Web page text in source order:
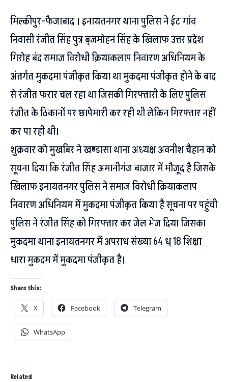
मिल्कीपुर-फैजाबाद । इनायतनगर थाना पुलिस ने ईट गांव
निवासी रंजीत सिंह पुत्र बृजमोहन सिंह के खिलाफ उत्तर प्रदेश
गिरोह बंद समाज विरोधी क्रियाकलाप निवारण अधिनियम के
अंतर्गत मुकदमा पंजीकृत किया था मुकदमा पंजीकृत होने के बाद
से रंजीत फरार चल रहा था जिसकी गिरफ्तारी के लिए पुलिस
रंजीत के ठिकानों पर छापेमारी कर रही थी लेकिन गिरफ्तार नहीं
कर पा रही थी।
शुक्रवार को मुखबिर ने खण्डासा थाना अध्यक्ष अवनीश चैहान को
सूचना दिया कि रंजीत सिंह अमानीगंज बाजार में मौजूद है जिसके
खिलाफ इनायतनगर पुलिस ने समाज विरोधी क्रियाकलाप
निवारण अधिनियम में मुकदमा पंजीकृत किया है सूचना पर पहुंची
पुलिस ने रंजीत सिंह को गिरफ्तार कर जेल भेज दिया जिसका
मुकदमा थाना इनायतनगर में अपराध संख्या 64 ध् 18 शिक्षा
धारा मुकदम में मुकदमा पंजीकृत है।
Share this:
X Facebook Telegram
WhatsApp
Related